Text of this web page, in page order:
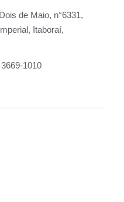
de Maio, n°6331,
Itaboraí,
1010